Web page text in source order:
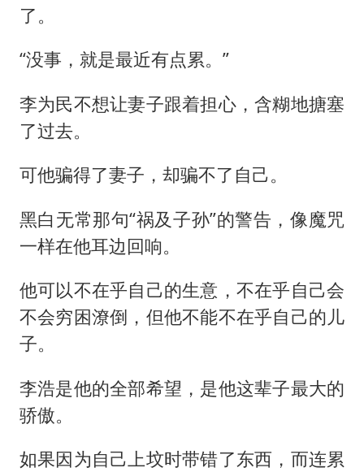
了。
“没事，就是最近有点累。”
李为民不想让妻子跟着担心，含糊地搪塞
了过去。
可他骗得了妻子，却骗不了自己。
黑白无常那句“祸及子孙”的警告，像魔咒
一样在他耳边回响。
他可以不在乎自己的生意，不在乎自己会
不会穷困潦倒，但他不能不在乎自己的儿
子。
李浩是他的全部希望，是他这辈子最大的
骄傲。
如果因为自己上坟时带错了东西，而连累